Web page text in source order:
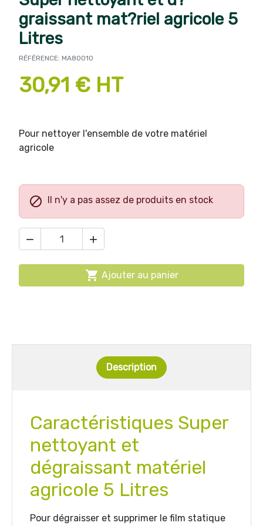
graissant mat?riel agricole 5
Litres
RÉFÉRENCE: MA80010
30,91 € HT
Pour nettoyer l'ensemble de votre matériel
agricole
 Il n'y a pas assez de produits en stock
 
 Ajouter au panier
Description
Caractéristiques Super
nettoyant et
dégraissant matériel
agricole 5 Litres
Pour dégraisser et supprimer le film statique